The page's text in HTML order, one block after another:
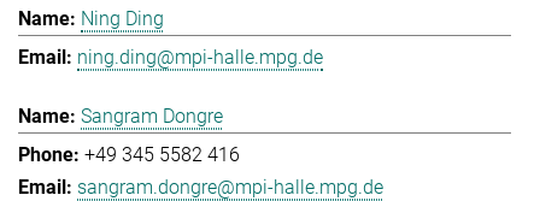
Ning Ding
ning.ding@mpi-halle.mpg.de
Sangram Dongre
+49 345 5582 416
sangram.dongre@mpi-halle.mpg.de